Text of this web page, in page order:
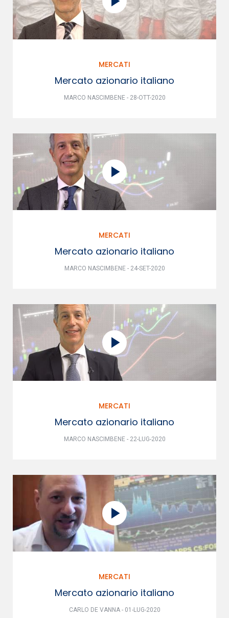
MERCATI
Mercato azionario italiano
MARCO NASCIMBENE - 28-OTT-2020
MERCATI
Mercato azionario italiano
MARCO NASCIMBENE - 24-SET-2020
MERCATI
Mercato azionario italiano
MARCO NASCIMBENE - 22-LUG-2020
MERCATI
Mercato azionario italiano
CARLO DE VANNA - 01-LUG-2020